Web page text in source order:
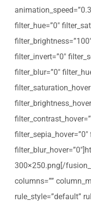
filter_hue=”0″
filter_invert=”0″
filter_blur=”0″
300×250.png[/
columns=””
rule_style=”default”